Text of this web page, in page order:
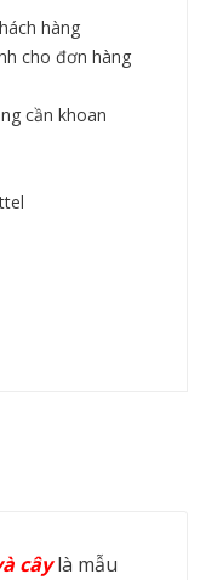
hàng
cho đơn hàng
cần khoan
câylà mẫu